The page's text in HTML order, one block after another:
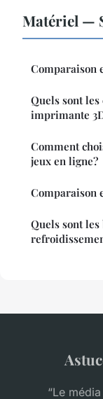
Matériel —
Comparaison
Quels sont
imprimante
Comment
jeux en ligne?
Comparaison
Quels sont les
“Le